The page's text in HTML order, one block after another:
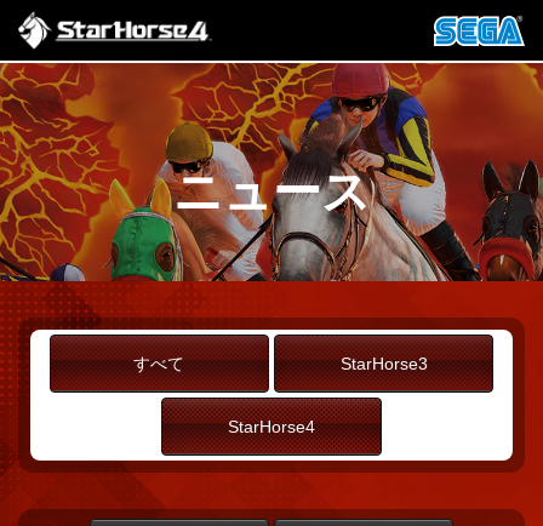
ニュース
すべて StarHorse3
StarHorse4